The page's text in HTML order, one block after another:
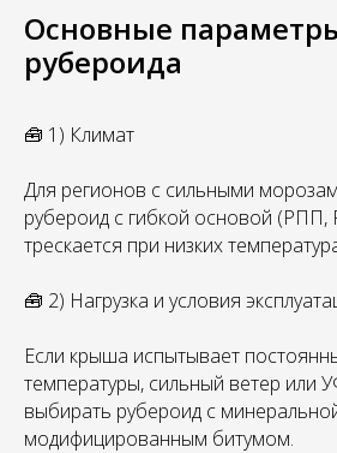
Основные
рубероида
🧰 1) Климат
Для регионов с сильными
рубероид с гибкой основой
трескается при низких
🧰 2) Нагрузка и условия
Если крыша испытывает
температуры, сильный ветер или
выбирать рубероид с
модифицированным битумом.